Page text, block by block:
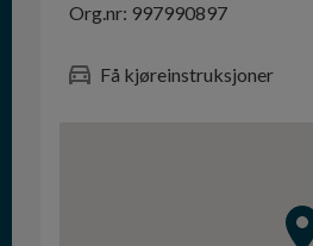
Org.nr: 997990897
Få kjøreinstruksjoner